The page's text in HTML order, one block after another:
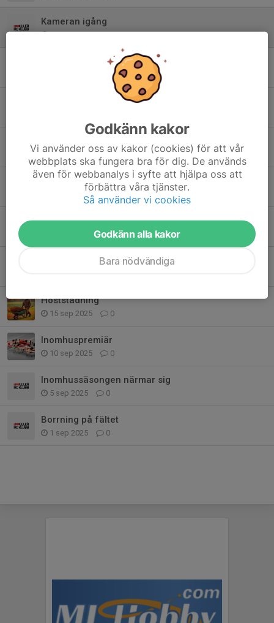
Kameran igång
28 apr, 22:46 0
Tråkig nyhet - en av våra veteraner har lämnat oss
Vårstädning på fältet 9 maj
3 mar, 21:10 2
Julfika
14 dec 2025 4
Onsdagar = Klubbkvällar
0
Höststädning
15 sep 2025 0
Inomhuspremiär
10 sep 2025 0
Inomhussäsongen närmar sig
5 sep 2025 0
Borrning på fältet
1 sep 2025 0
Godkänn kakor
Vi använder oss av kakor (cookies) för att vår
webbplats ska fungera bra för dig. De används
även för webbanalys i syfte att hjälpa oss att
förbättra våra tjänster.
Så använder vi cookies
Godkänn alla kakor
Bara nödvändiga